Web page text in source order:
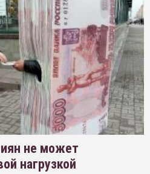
не может
нагрузкой